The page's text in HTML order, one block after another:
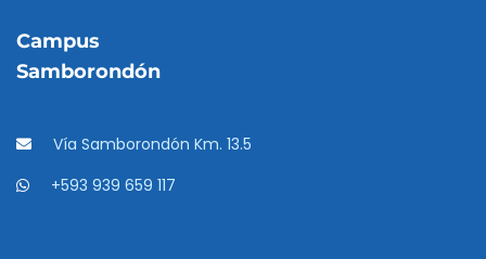
Campus
Samborondón
Vía Samborondón Km. 13.5
+593 939 659 117